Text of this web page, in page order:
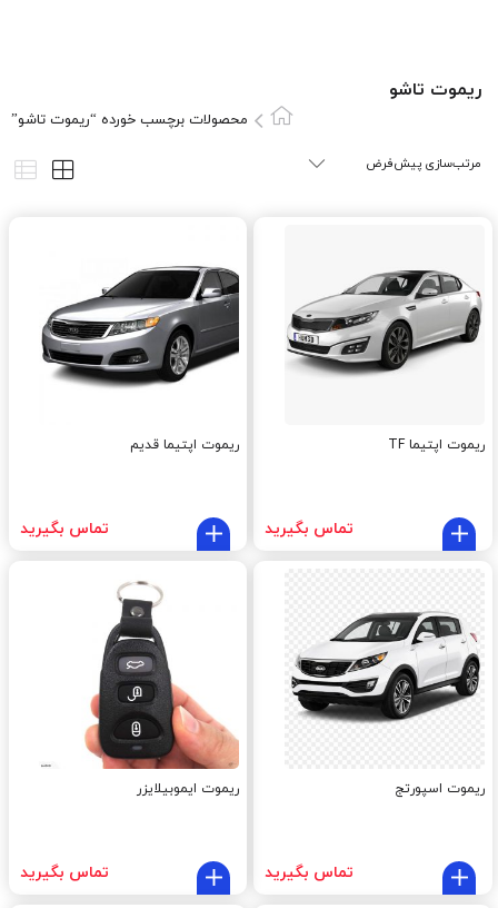
ريموت تاشو
محصولات برچسب خورده “ريموت تاشو”
ریموت اپتیما TF
تماس بگیرید
ریموت اپتیما قدیم
تماس بگیرید
ریموت اسپورتج
تماس بگیرید
ریموت ایموبیلایزر
تماس بگیرید